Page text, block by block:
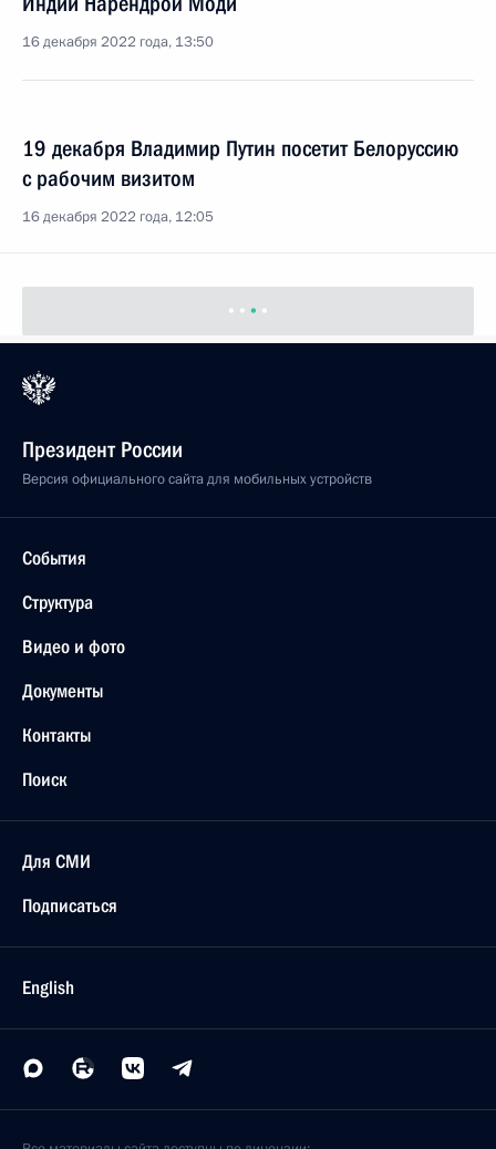
16 декабря 2022 года, 13:50
19 декабря Владимир Путин посетит Белоруссию
с рабочим визитом
16 декабря 2022 года, 12:05
Президент России
Версия официального сайта для мобильных устройств
События
Структура
Видео и фото
Документы
Контакты
Поиск
Для СМИ
Подписаться
English